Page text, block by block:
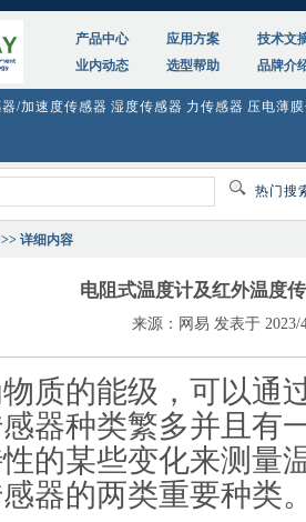
产品中心 应用方案
技术文
业内动态
选型帮助 品牌介
/加速度传感器 湿度传感器 力传感器 压电薄
热门搜
详细内容
电阻式温度计及红外温度
来源：网易 发表于 2023/
质的能级，可以通
器种类繁多并且有
的某些变化来测量
器的两类重要种类